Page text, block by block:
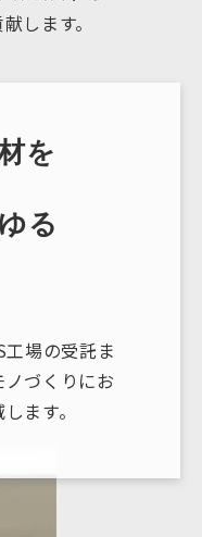
します。
を
る
場の受託ま
づくりにお
ます。